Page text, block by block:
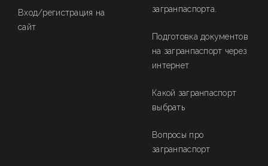
Вход/регистрация на
сайт
загранпаспорта.
Подготовка документов
на загранпаспорт через
интернет
Какой загранпаспорт
выбрать
Вопросы про
загранпаспорт